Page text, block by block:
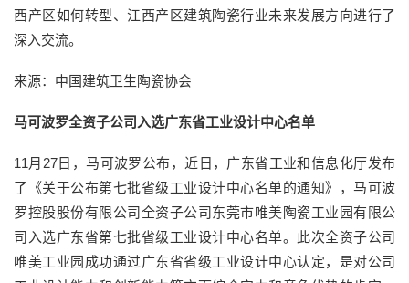
西产区如何转型、江西产区建筑陶瓷行业未来发展方向进行了
深入交流。
来源：中国建筑卫生陶瓷协会
马可波罗全资子公司入选广东省工业设计中心名单
11月27日，马可波罗公布，近日，广东省工业和信息化厅发布
了《关于公布第七批省级工业设计中心名单的通知》，马可波
罗控股股份有限公司全资子公司东莞市唯美陶瓷工业园有限公
司入选广东省第七批省级工业设计中心名单。此次全资子公司
唯美工业园成功通过广东省省级工业设计中心认定，是对公司